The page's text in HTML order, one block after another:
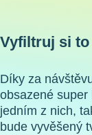
Vyfiltruj si
Díky za
obsazené
jedním z nich,
bude vyvěšený